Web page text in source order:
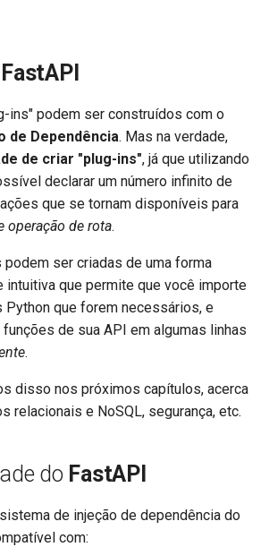
FastAPI
ins" podem ser construídos com o
de Dependência. Mas na verdade,
de criar "plug-ins", já que utilizando
declarar um número infinito de
que se tornam disponíveis para
operação de rota.
podem ser criadas de uma forma
intuitiva que permite que você importe
Python que forem necessários, e
de sua API em algumas linhas
.
disso nos próximos capítulos, acerca
relacionais e NoSQL, segurança, etc.
do FastAPI
de injeção de dependência do
com: